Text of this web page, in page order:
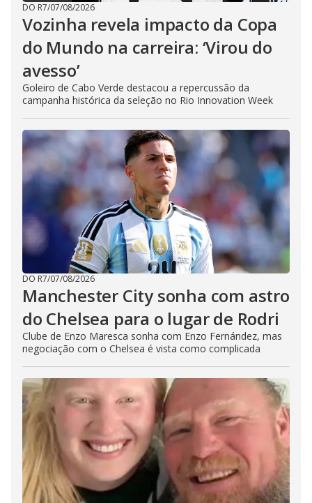
DO R7/07/08/2026
Vozinha revela impacto da Copa
do Mundo na carreira: ‘Virou do
avesso’
Goleiro de Cabo Verde destacou a repercussão da
campanha histórica da seleção no Rio Innovation Week
DO R7/07/08/2026
Manchester City sonha com astro
do Chelsea para o lugar de Rodri
Clube de Enzo Maresca sonha com Enzo Fernández, mas
negociação com o Chelsea é vista como complicada